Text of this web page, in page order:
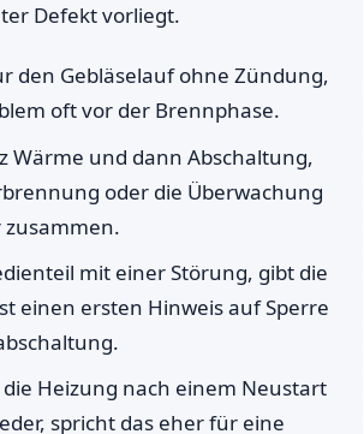
Defekt vorliegt.
den Gebläselauf ohne Zündung,
oft vor der Brennphase.
Wärme und dann Abschaltung,
oder die Überwachung
mit einer Störung, gibt die
einen ersten Hinweis auf Sperre
Heizung nach einem Neustart
spricht das eher für eine